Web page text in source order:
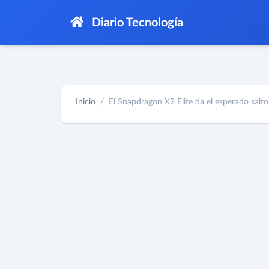
Diario Tecnología
Inicio El Snapdragon X2 Elite da el esperado salto